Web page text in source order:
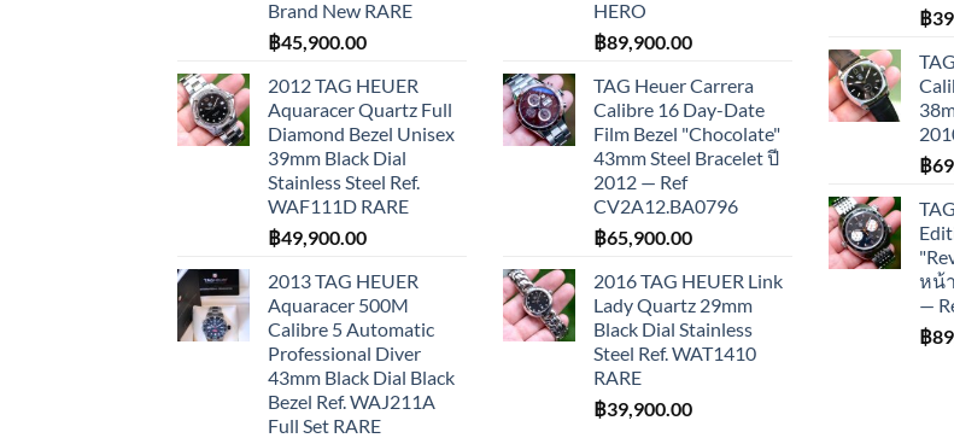
Brand New RARE
฿45,900.00
2012 TAG HEUER
Aquaracer Quartz Full
Diamond Bezel Unisex
39mm Black Dial
Stainless Steel Ref.
WAF111D RARE
฿49,900.00
2013 TAG HEUER
Aquaracer 500M
Calibre 5 Automatic
Professional Diver
43mm Black Dial Black
Bezel Ref. WAJ211A
Full Set RARE
HERO
฿89,900.00
TAG Heuer Carrera
Calibre 16 Day-Date
Film Bezel "Chocolate"
43mm Steel Bracelet ปี
2012 — Ref
CV2A12.BA0796
฿65,900.00
2016 TAG HEUER Link
Lady Quartz 29mm
Black Dial Stainless
Steel Ref. WAT1410
RARE
฿39,900.00
฿
฿
หน้
—
฿